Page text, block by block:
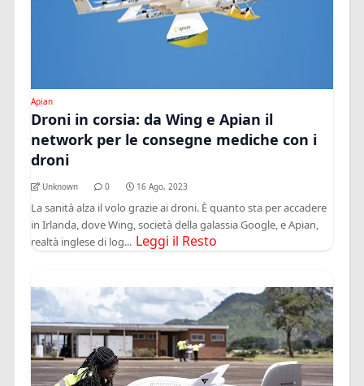
Apian
Droni in corsia: da Wing e Apian il
network per le consegne mediche con i
droni
Unknown 0 16 Ago, 2023
La sanità alza il volo grazie ai droni. È quanto sta per accadere
in Irlanda, dove Wing, società della galassia Google, e Apian,
realtà inglese di log... Leggi il Resto